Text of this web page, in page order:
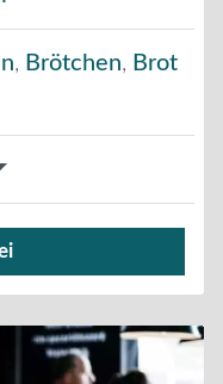
, Brötchen, Brot